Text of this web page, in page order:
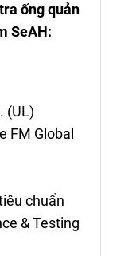
ống quản
SeAH:
(UL)
FM Global
chuẩn
& Testing